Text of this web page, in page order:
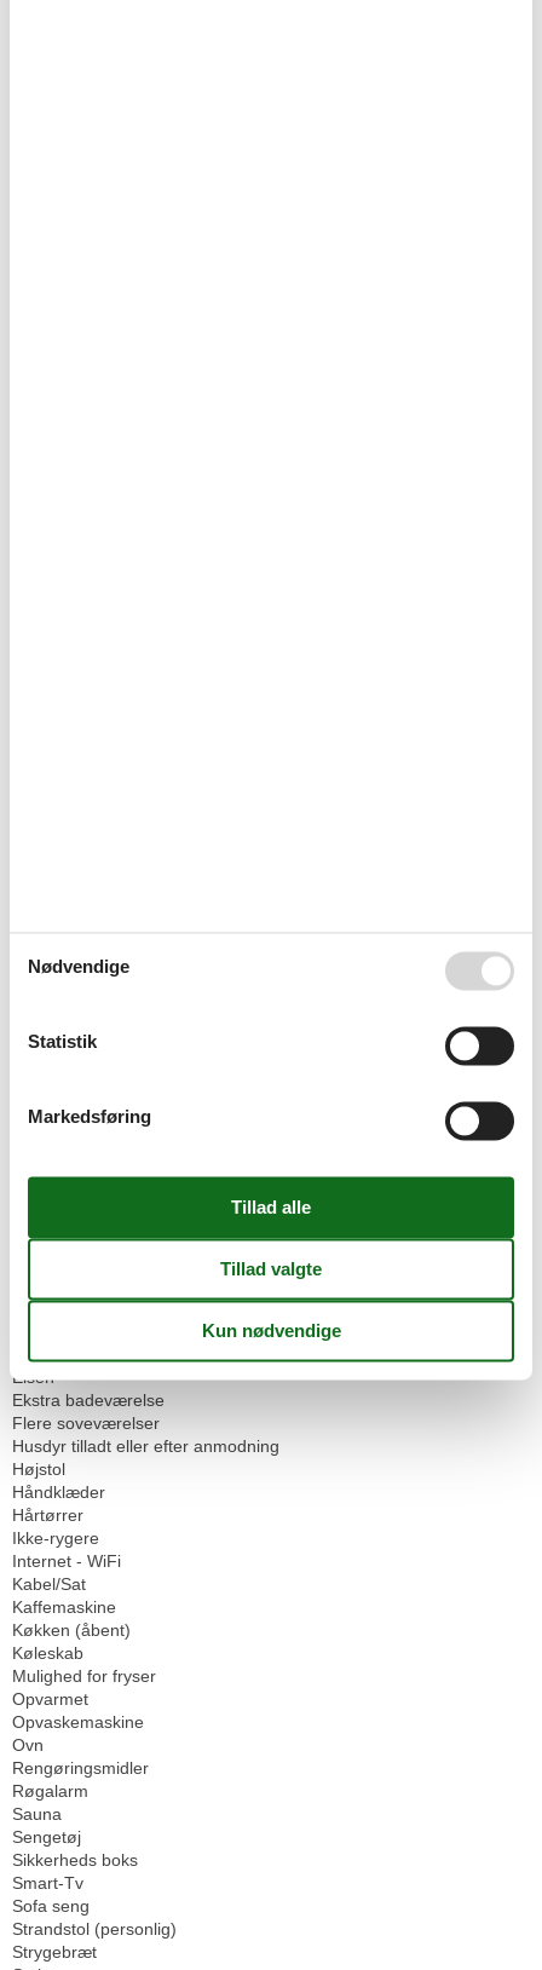
Kontaktløs ind-/udtjekning
Sauna
Vandrer venlig
Have til brug
Bad/toilet
Bruser
Dyr ikke tilladt
Eisen
Ekstra badeværelse
Flere soveværelser
Husdyr tilladt eller efter anmodning
Højstol
Håndklæder
Hårtørrer
Ikke-rygere
Internet - WiFi
Kabel/Sat
Kaffemaskine
Køkken (åbent)
Køleskab
Mulighed for fryser
Opvarmet
Opvaskemaskine
Ovn
Rengøringsmidler
Røgalarm
Sauna
Sengetøj
Sikkerheds boks
Smart-Tv
Sofa seng
Strandstol (personlig)
Strygebræt
Nødvendige
Statistik
Markedsføring